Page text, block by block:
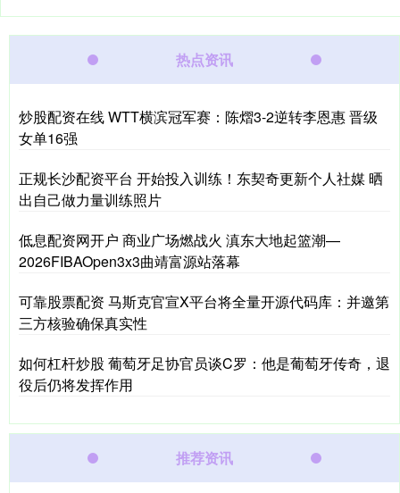
热点资讯
炒股配资在线 WTT横滨冠军赛：陈熠3-2逆转李恩惠 晋级
女单16强
正规长沙配资平台 开始投入训练！东契奇更新个人社媒 晒
出自己做力量训练照片
低息配资网开户 商业广场燃战火 滇东大地起篮潮—
2026FIBAOpen3x3曲靖富源站落幕
可靠股票配资 马斯克官宣X平台将全量开源代码库：并邀第
三方核验确保真实性
如何杠杆炒股 葡萄牙足协官员谈C罗：他是葡萄牙传奇，退
役后仍将发挥作用
推荐资讯